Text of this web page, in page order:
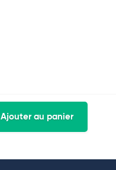
Ajouter au panier